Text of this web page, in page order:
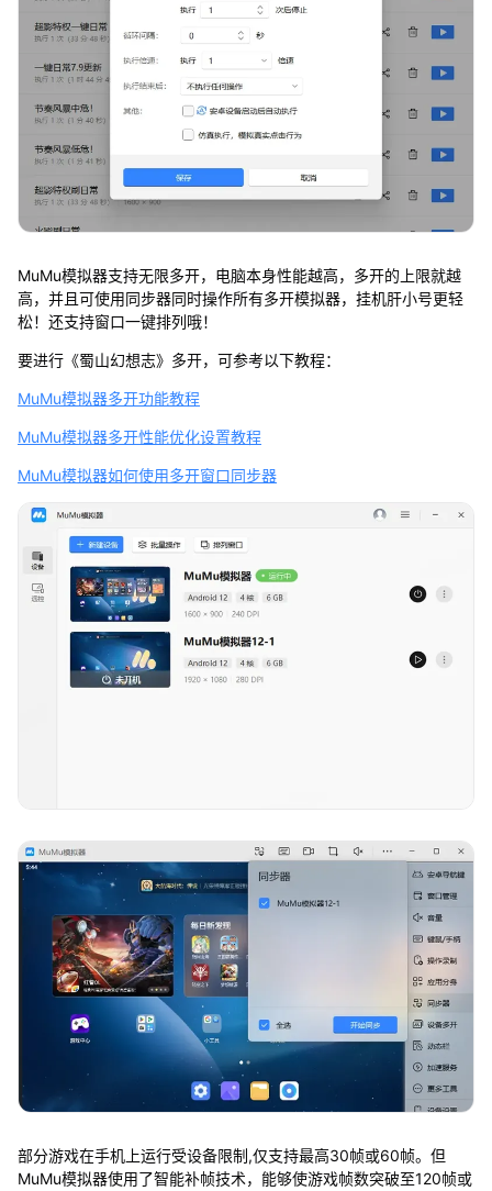
MuMu模拟器支持无限多开，电脑本身性能越高，多开的上限就越
高，并且可使用同步器同时操作所有多开模拟器，挂机肝小号更轻
松！还支持窗口一键排列哦！
要进行《蜀山幻想志》多开，可参考以下教程：
MuMu模拟器多开功能教程
MuMu模拟器多开性能优化设置教程
MuMu模拟器如何使用多开窗口同步器
部分游戏在手机上运行受设备限制,仅支持最高30帧或60帧。但
MuMu模拟器使用了智能补帧技术，能够使游戏帧数突破至120帧或